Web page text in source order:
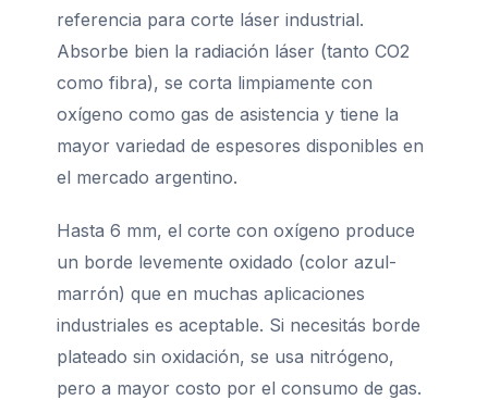
referencia para corte láser industrial.
Absorbe bien la radiación láser (tanto CO2
como fibra), se corta limpiamente con
oxígeno como gas de asistencia y tiene la
mayor variedad de espesores disponibles en
el mercado argentino.
Hasta 6 mm, el corte con oxígeno produce
un borde levemente oxidado (color azul-
marrón) que en muchas aplicaciones
industriales es aceptable. Si necesitás borde
plateado sin oxidación, se usa nitrógeno,
pero a mayor costo por el consumo de gas.